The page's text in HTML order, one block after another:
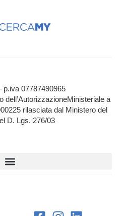
07787490965
a
rilasciata dal Ministero del
D. Lgs. 276/03